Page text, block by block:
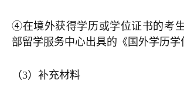
④在境外获得学历或学位证书的考
部留学服务中心出具的《国外学历学
（3）补充材料